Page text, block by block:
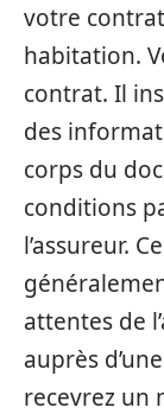
votre
habitation.
contrat. Il
des
corps du
conditions
l’assureur.
attentes de
auprès
recevrez un